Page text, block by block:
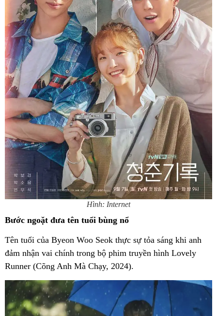
Hình: Internet
Bước ngoặt đưa tên tuổi bùng nổ
Tên tuổi của Byeon Woo Seok thực sự tỏa sáng khi anh
đảm nhận vai chính trong bộ phim truyền hình Lovely
Runner (Cõng Anh Mà Chạy, 2024).